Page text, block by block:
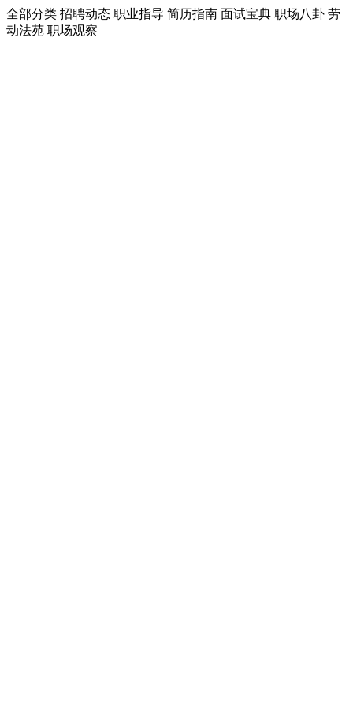
全部分类 招聘动态 职业指导 简历指南 面试宝典 职场八卦 劳
动法苑 职场观察